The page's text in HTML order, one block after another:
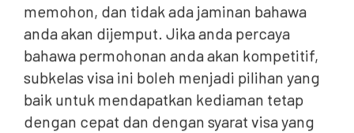
memohon, dan tidak ada jaminan bahawa
anda akan dijemput. Jika anda percaya
bahawa permohonan anda akan kompetitif,
subkelas visa ini boleh menjadi pilihan yang
baik untuk mendapatkan kediaman tetap
dengan cepat dan dengan syarat visa yang